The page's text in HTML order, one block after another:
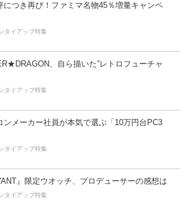
につき再び！ファミマ名物45％増量キャンペ
タイアップ特集
、自ら描いた”レトロフューチャ
タイアップ特集
ンメーカー社員が本気で選ぶ「10万円台PC3
タイアップ特集
』限定ウオッチ、プロデューサーの感想は
タイアップ特集